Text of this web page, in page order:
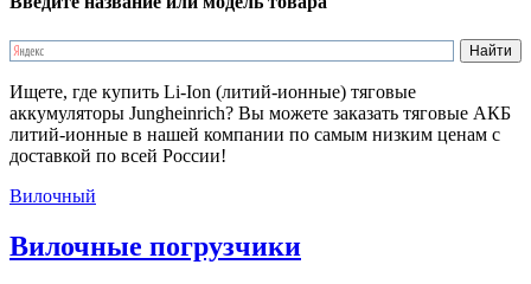
Ищете, где купить Li-Ion (литий-ионные) тяговые
аккумуляторы Jungheinrich? Вы можете заказать тяговые АКБ
литий-ионные в нашей компании по самым низким ценам с
доставкой по всей России!
Вилочный
Вилочные погрузчики